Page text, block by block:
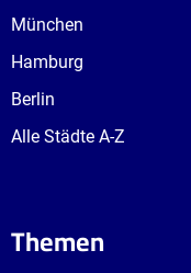
München
Hamburg
Berlin
Alle Städte A-Z
Themen